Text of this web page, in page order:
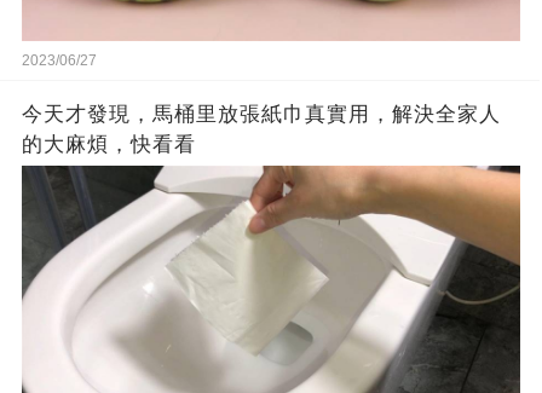
2023/06/27
今天才發現，馬桶里放張紙巾真實用，解決全家人
的大麻煩，快看看